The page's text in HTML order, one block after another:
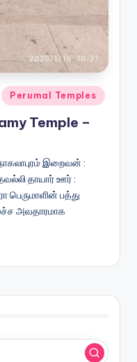
Perumal Temples
Temple –
இறைவன் :
தாயார் ஊர் :
பெருமாளின் பத்து
அவதாரமாக